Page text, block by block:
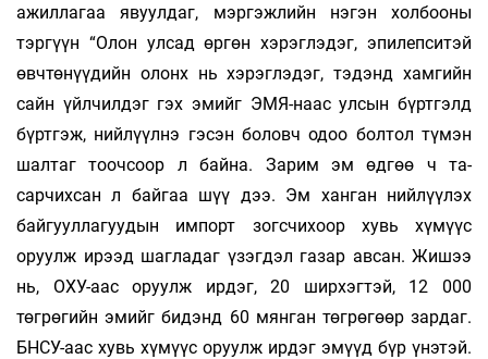
ажиллагаа явуулдаг, мэргэжлийн нэ­гэн холбооны
тэргүүн “Олон улсад өргөн хэ­рэг­лэдэг, эпилепситэй
өвчтөнүүдийн олонх нь хэрэг­лэдэг, тэ­дэнд хамгийн
сайн үйлчилдэг гэх эмийг ЭМЯ-наас улсын бүртгэлд
бүртгэж, нийлүүлнэ гэсэн бо­ловч одоо болтол түмэн
шалтаг тоочсоор л бай­на. Зарим эм өдгөө ч та­
сарчихсан л байгаа шүү дээ. Эм ханган ний­лүүлэх
байгууллагуудын им­порт зогсчихоор хувь хүмүүс
оруулж ирээд шаг­ладаг үзэгдэл газар авсан. Жи­шээ
нь, ОХУ-аас оруулж ирдэг, 20 ширхэгтэй, 12 000
төгрөгийн эмийг бидэнд 60 мянган төг­рө­г­өөр зардаг.
БНСУ-аас хувь хүмүүс оруулж ирдэг эмүүд бүр үнэтэй.